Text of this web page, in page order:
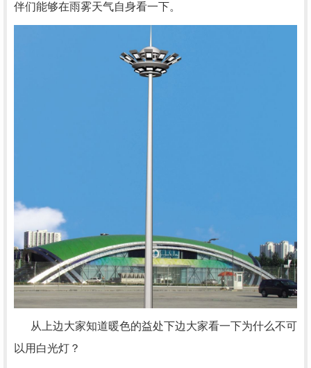
伴们能够在雨雾天气自身看一下。
从上边大家知道暖色的益处下边大家看一下为什么不可
以用白光灯？